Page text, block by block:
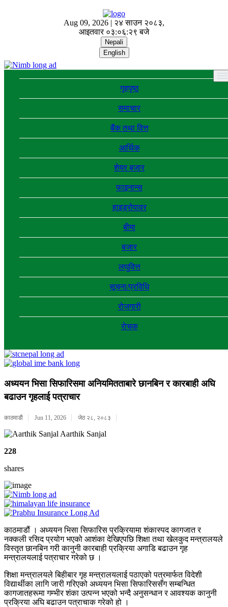
Aug 09, 2026 | २४ साउन २०८३,
आइतवार ०३:०६:३० बजे
Nepali
English
गृहपृष्ठ
समाचार
बैंक तथा वित्त
आर्थिक
शेयर बजार
फाइनान्स
हाइड्रोपावर
बीमा
बजार
लघुवित्त
सूचना/प्रविधि
रोजगारी
राेचक
अध्ययन भिसा सिफारिसमा अनियमितताबारे छानबिन र कारबाही अघि
बढाउन गृहलाई पत्राचार
काठमाडाैं Jun 11, 2026 जेठ २८, २०८३
Aarthik Sanjal
228
shares
काठमाडौं । अध्ययन भिसा सिफारिस प्रक्रियामा शंकास्पद कागजात र
नक्कली रसिद प्रयोग भएको आशंका देखिएपछि शिक्षा तथा खेलकुद मन्त्रालयले
विस्तृत छानबिन गरी कानुनी कारबाही प्रक्रिया अगाडि बढाउन गृह
मन्त्रालयलाई पत्राचार गरेको छ ।
शिक्षा मन्त्रालयले बिहीबार गृह मन्त्रालयलाई पठाएको पत्रमार्फत विदेशी
विद्यार्थीका लागि जारी गरिएको अध्ययन भिसा सिफारिससँग सम्बन्धित
कागजातहरूमा गम्भीर शंका उत्पन्न भएको भन्दै अनुसन्धान र आवश्यक कानुनी
प्रक्रिया अघि बढाउन पत्राचाक गरेको हो ।